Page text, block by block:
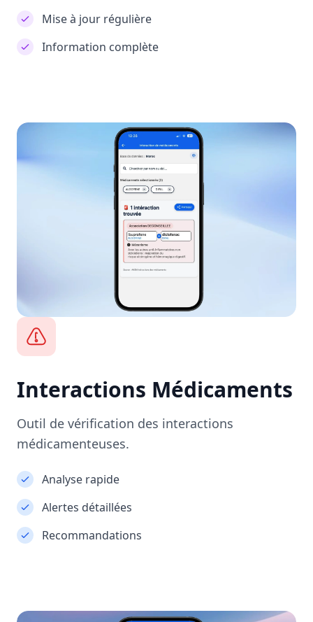
Mise à jour régulière
Information complète
Interactions Médicaments
Outil de vérification des interactions
médicamenteuses.
Analyse rapide
Alertes détaillées
Recommandations